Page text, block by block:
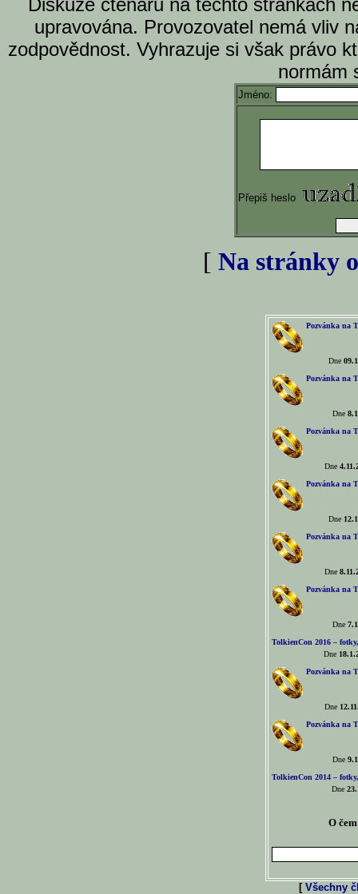
Diskuze čtenářů na těchto stránkách
upravována. Provozovatel nemá vliv
zodpovědnost. Vyhrazuje si však právo
normám
Jméno:
Přepiš heslo
[ Na stránky
Pozvánka na
Dne
Pozvánka na
Dne
Pozvánka na
Dne
Pozvánka na
Dne
Pozvánka na
Dne
Pozvánka na
Dne
TolkienCon 2016 –
Dne
Pozvánka na
Dne
Pozvánka na
Dne
TolkienCon 2014 –
Dne
O
[ Všechny